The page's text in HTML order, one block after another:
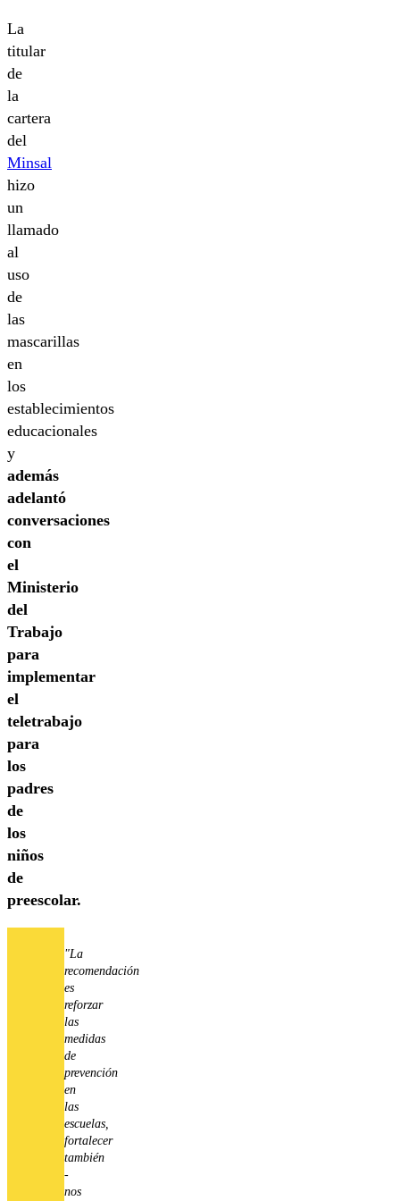
La
titular
de
la
cartera
del
Minsal
hizo
un
llamado
al
uso
de
las
mascarillas
en
los
establecimientos
educacionales
y
además
adelantó
conversaciones
con
el
Ministerio
del
Trabajo
para
implementar
el
teletrabajo
para
los
padres
de
los
niños
de
preescolar.
"La
recomendación
es
reforzar
las
medidas
de
prevención
en
las
escuelas,
fortalecer
también
-
nos